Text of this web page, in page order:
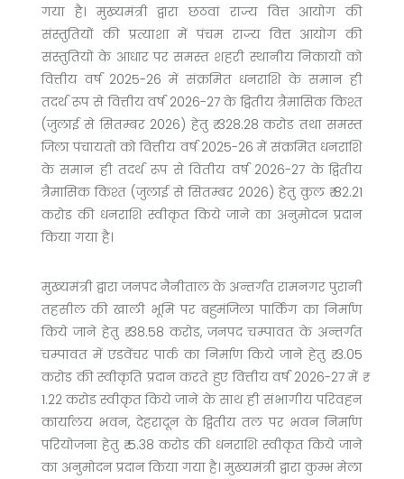
गया है। मुख्यमंत्री द्वारा छठवां राज्य वित्त आयोग की
संस्तुतियों की प्रत्याशा में पंचम राज्य वित्त आयोग की
संस्तुतियों के आधार पर समस्त शहरी स्थानीय निकायों को
वित्तीय वर्ष 2025-26 में संक्रमित धनराशि के समान ही
तदर्थ रूप से वित्तीय वर्ष 2026-27 के द्वितीय त्रैमासिक किश्त
(जुलाई से सितम्बर 2026) हेतु ₹ 328.28 करोड तथा समस्त
जिला पंचायतों को वित्तीय वर्ष 2025-26 में संक्रमित धनराशि
के समान ही तदर्थ रूप से वितीय वर्ष 2026-27 के द्वितीय
त्रैमासिक किश्त (जुलाई से सितम्बर 2026) हेतु कुल ₹ 82.21
करोड की धनराशि स्वीकृत किये जाने का अनुमोदन प्रदान
किया गया है।
मुख्यमंत्री द्वारा जनपद नैनीताल के अन्तर्गत रामनगर पुरानी
तहसील की खाली भूमि पर बहुमंजिला पार्किंग का निर्माण
किये जाने हेतु ₹ 38.58 करोड, जनपद चम्पावत के अन्तर्गत
चम्पावत में एडवेंचर पार्क का निर्माण किये जाने हेतु ₹ 3.05
करोड की स्वीकृति प्रदान करते हुए वित्तीय वर्ष 2026-27 में ₹
1.22 करोड स्वीकृत किये जाने के साथ ही संभागीय परिवहन
कार्यालय भवन, देहरादून के द्वितीय तल पर भवन निर्माण
परियोजना हेतु ₹ 5.38 करोड की धनराशि स्वीकृत किये जाने
का अनुमोदन प्रदान किया गया है। मुख्यमंत्री द्वारा कुम्भ मेला